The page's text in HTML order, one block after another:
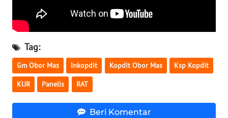
Tag:
Gm Obor Mas Inkopdit Kopdit Obor Mas Ksp Kopdit
KUR Panelis RAT
Beri Komentar
WN
NUSANTARA
WN
JOGJA